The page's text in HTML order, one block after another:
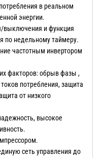
в реальном
энергии.
выключения и функция
по недельному таймеру.
частотным инвертором
факторов: обрыв фазы ,
потребления, защита
от низкого
высокое
сеть управления до